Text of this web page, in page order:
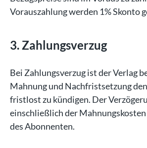
Vorauszahlung werden 1% Skonto
3. Zahlungsverzug
Bei Zahlungsverzug ist der Verlag
Mahnung und Nachfristsetzung
fristlost zu kündigen. Der
einschließlich der Mahnungskosten
des Abonnenten.